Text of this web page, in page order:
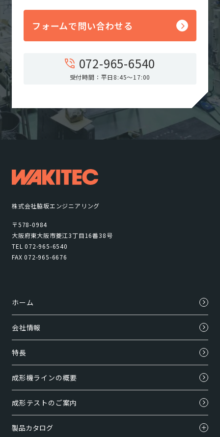
フォームで問い合わせる
072-965-6540
受付時間：平日8:45〜17:00
株式会社脇坂エンジニアリング
〒578-0984
大阪府東大阪市菱江3丁目16番38号
TEL 072-965-6540
FAX 072-965-6676
ホーム
会社情報
特長
成形機ラインの概要
成形テストのご案内
製品カタログ